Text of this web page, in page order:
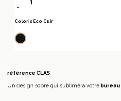
Coloris Eco Cuir
Noir
référence CLAS
Un design sobre qui sublimera votre